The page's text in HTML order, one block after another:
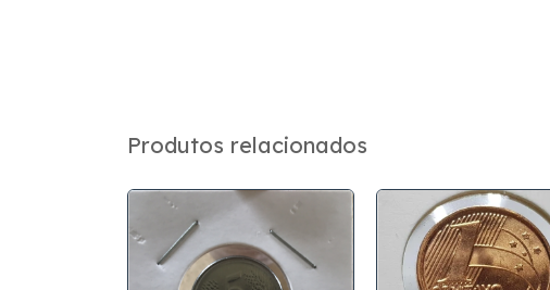
Produtos relacionados